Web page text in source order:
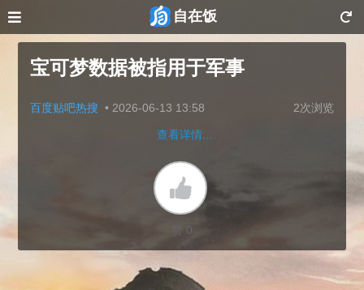
自在饭
宝可梦数据被指用于军事
百度贴吧热搜 • 2026-06-13 13:58 2次浏览
查看详情...
赞 0